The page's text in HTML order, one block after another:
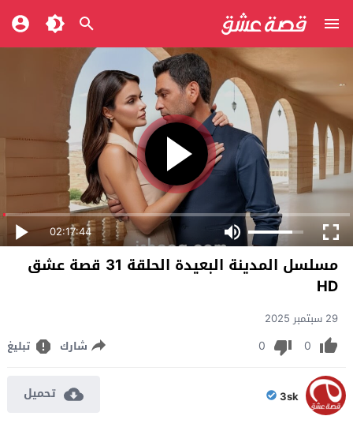
02:17:44
مسلسل المدينة البعيدة الحلقة 31 قصة عشق
HD
29 سبتمبر 2025
0
0 شارك تبليغ
3sk تحميل